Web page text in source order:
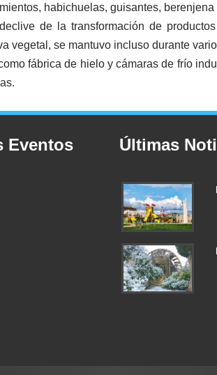
habichuelas, guisantes, berenjena
de la transformación de
vegetal, se mantuvo incluso durante
fábrica de hielo y cámaras de frío
Eventos Últimas